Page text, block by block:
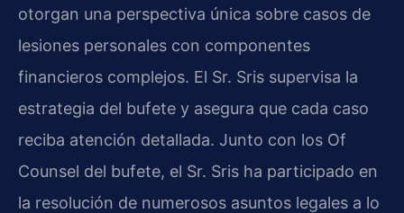
otorgan una perspectiva única sobre casos de
lesiones personales con componentes
financieros complejos. El Sr. Sris supervisa la
estrategia del bufete y asegura que cada caso
reciba atención detallada. Junto con los Of
Counsel del bufete, el Sr. Sris ha participado en
la resolución de numerosos asuntos legales a lo